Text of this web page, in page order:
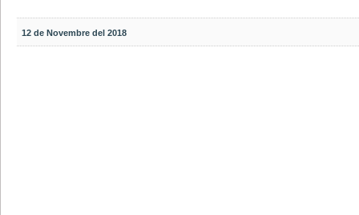
12 de Novembre del 2018